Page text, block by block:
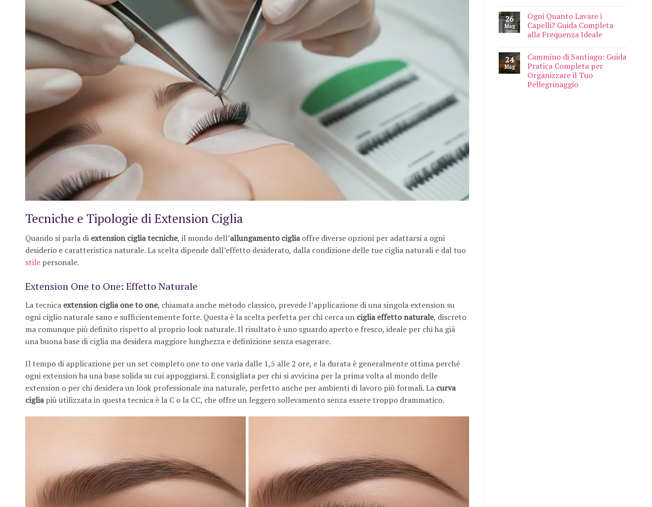
Tecniche e Tipologie di Extension Ciglia
Quando si parla di extension ciglia tecniche, il mondo dell’allungamento cigliaoffre diverse opzioni per adattarsi a ogni
desiderio e caratteristica naturale. La scelta dipende dall’effetto desiderato, dalla condizione delle tue ciglia naturali e dal tuo
stile personale.
Extension One to One: Effetto Naturale
La tecnica extension ciglia one to one, chiamata anche metodo classico, prevede l’applicazione di una singola extension su
ogni ciglio naturale sano e sufficientemente forte. Questa è la scelta perfetta per chi cerca un ciglia effetto naturale, discreto
ma comunque più definito rispetto al proprio look naturale. Il risultato è uno sguardo aperto e fresco, ideale per chi ha già
una buona base di ciglia ma desidera maggiore lunghezza e definizione senza esagerare.
Il tempo di applicazione per un set completo one to one varia dalle 1,5 alle 2 ore, e la durata è generalmente ottima perché
ogni extension ha una base solida su cui appoggiarsi. È consigliata per chi si avvicina per la prima volta al mondo delle
extension o per chi desidera un look professionale ma naturale, perfetto anche per ambienti di lavoro più formali. La curva
cigliapiù utilizzata in questa tecnica è la C o la CC, che offre un leggero sollevamento senza essere troppo drammatico.
26
Mag
Ogni Quanto Lavare i
Capelli? Guida Completa
alla Frequenza Ideale
24
Mag
Cammino di Santiago: Guida
Pratica Completa per
Organizzare il Tuo
Pellegrinaggio